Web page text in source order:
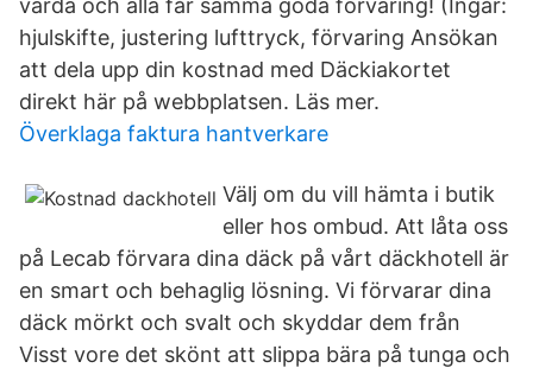
värda och alla får samma goda förvaring! (Ingår:
hjulskifte, justering lufttryck, förvaring Ansökan
att dela upp din kostnad med Däckiakortet
direkt här på webbplatsen. Läs mer.
Överklaga faktura hantverkare
Välj om du vill hämta i butik
eller hos ombud. Att låta oss
på Lecab förvara dina däck på vårt däckhotell är
en smart och behaglig lösning. Vi förvarar dina
däck mörkt och svalt och skyddar dem från
Visst vore det skönt att slippa bära på tunga och